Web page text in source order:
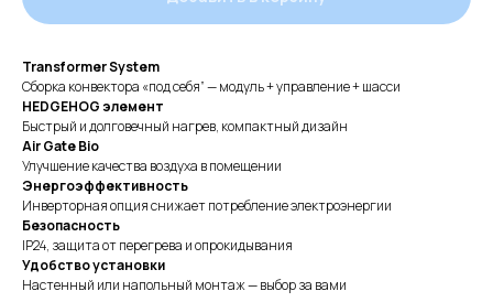
Transformer System
Сборка конвектора «под себя” — модуль + управление + шасси
HEDGEHOG элемент
Быстрый и долговечный нагрев, компактный дизайн
Air Gate Bio
Улучшение качества воздуха в помещении
Энергоэффективность
Инверторная опция снижает потребление электроэнергии
Безопасность
IP24, защита от перегрева и опрокидывания
Удобство установки
Настенный или напольный монтаж — выбор за вами
Оказываемполный